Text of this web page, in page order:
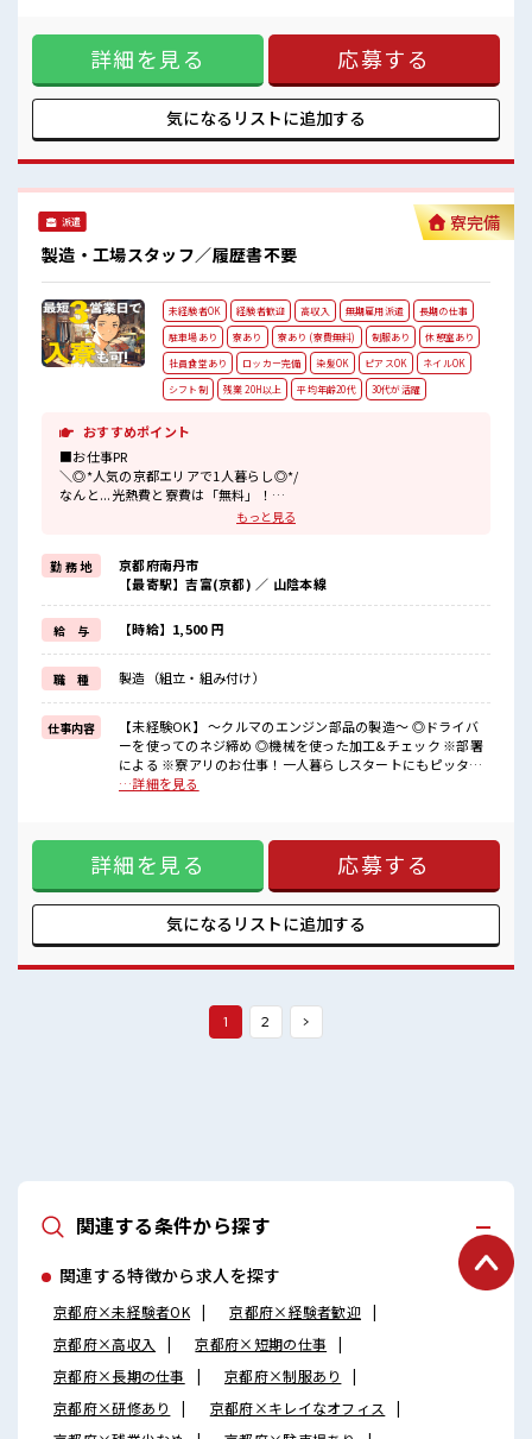
派手すぎなければ多少のヘアカラーもOKなのはウレシイPoint☆
しっかり休める休憩室あり！
オンオフの切替もできちゃう！
ロッカーあり！
安心してお仕事に集中♪
職場が遠くても興味があれば安心して応募できちゃう！ 自分
で部屋を借りるより安く住めちゃうかも？ 生活に便利な家電
付きなので初期費用も節約できる☆ ≪ヘアカラーOKで自由な
雰囲気の職場≫ 明るすぎたり奇抜でなければ基本的に自由！
(規定有)≪機能的な制服アリ≫ 制服があるので毎日の服装の
悩み解消♪ ≪無料駐車場あり≫ マイカー通勤もOK！ ≪食堂
豊富★ ■職場の雰囲気 派手すぎなければ多少のヘアカラーも
OKなのはウレシイPoint☆ しっかり休める休憩室あり！ オン
オフの切替もできちゃう！ ロッカーあり！ 安心してお仕事に
詳細を見る 応募する
気になるリストに追加する
派遣
製造・工場スタッフ／履歴書不要
寮完備
未経験者OK 経験者歓迎 高収入 無期雇用派遣
長期の仕事
駐車場あり
寮あり 寮あり (寮費無料) 制服あり
休憩室あり
社員食堂あり
ロッカー完備 染髪OK ピアスOK
ネイルOK
シフト制
残業 20H以上 平均年齢20代 30代が活躍
おすすめポイント
■お仕事PR
＼◎*人気の京都エリアで1人暮らし◎*/
なんと...光熱費と寮費は「無料」！
『家電を揃えるお金がナイ』
そんな方にオススメ↓↓
TV/冷蔵庫/洗濯機/エアコンなどは備え付け！
赴任時は現地までの移動交通費も規定支給！
＼◎*無期雇用派遣◎*/
◎当社と期間制限のない雇用契約を結んだ上で、
派遣先で働けます◎
大手企業の技術を身につけてスキルUPを目指しませんか(*≧∀≦)
■職場の雰囲気
《男性スタッフさんも多数カツヤク中》
分からないことも聞きやすい職場！
「吉富」駅より無料送迎バス有★
売店・社員食堂・ロッカー完備！
もっと見る
勤 務 地
京都府南丹市
【最寄駅】吉富(京都) ／ 山陰本線
給 与 【時給】1,500 円
職 種 製造（組立・組み付け）
仕事内容
【未経験OK】 ～クルマのエンジン部品の製造～ ◎ドライバ
ーを使ってのネジ締め ◎機械を使った加工&チェック ※部署
による ※寮アリのお仕事！一人暮らしスタートにもピッタリ
♪ ■お仕事PR ＼◎*人気の京都エリアで1人暮らし◎*/ なん
ススメ↓↓ TV/冷蔵庫/洗濯機/エアコンなどは備え付け！ 赴任
時は現地までの移動交通費も規定支給！ ＼◎*無期雇用派遣
◎*/ ◎当社と期間制限のない雇用契約を結んだ上で、 派遣先
で働けます◎ 大手企業の技術を身につけてスキルUPを目指し
ませんか(*≧∀≦) ■職場の雰囲気 《男性スタッフさんも多数
カツヤク中》 分からないことも聞きやすい職場！ 空調完備で
「吉富」駅より無料送迎バス有★ 売店・社員食堂・ロッカー
…詳細を見る
詳細を見る 応募する
気になるリストに追加する
1 2 >
関連する条件から探す
関連する特徴から求人を探す
京都府×未経験者OK
京都府×経験者歓迎
京都府×高収入
京都府×短期の仕事
京都府×長期の仕事
京都府×制服あり
京都府×研修あり
京都府×キレイなオフィス